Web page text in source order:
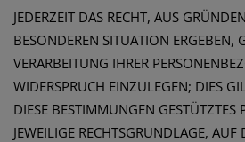
JEDERZEIT DAS RECHT, AUS
BESONDEREN SITUATION ERGEBEN,
VERARBEITUNG IHRER
WIDERSPRUCH EINZULEGEN; DIES
DIESE BESTIMMUNGEN GESTÜTZTES
JEWEILIGE RECHTSGRUNDLAGE, AUF